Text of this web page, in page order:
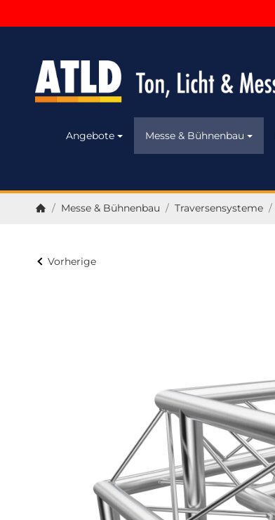
Angebote Messe & Bühnenbau
/ Messe & Bühnenbau / Traversensysteme /
Vorherige